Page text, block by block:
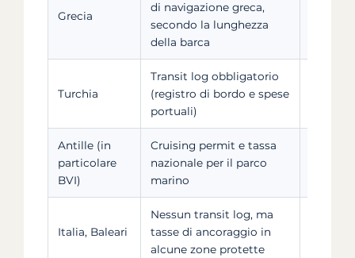
Grecia
di navigazione greca,
secondo la lunghezza
della barca
Turchia
Transit log obbligatorio
(registro di bordo e spese
portuali)
Antille (in
particolare
BVI)
Cruising permit e tassa
nazionale per il parco
marino
Italia, Baleari
Nessun transit log, ma
tasse di ancoraggio in
alcune zone protette